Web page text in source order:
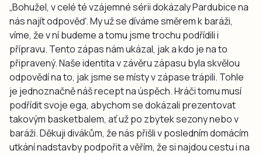
„Bohužel, v celé té vzájemné sérii dokázaly Pardubice na
nás najít odpověď. My už se díváme směrem k baráži,
víme, že v ní budeme a tomu jsme trochu podřídili i
přípravu. Tento zápas nám ukázal, jak a kdo je na to
připravený. Naše identita v závěru zápasu byla skvělou
odpovědí na to, jak jsme se místy v zápase trápili. Tohle
je jednoznačně náš recept na úspěch. Hráči tomu musí
podřídit svoje ega, abychom se dokázali prezentovat
takovým basketbalem, ať už po zbytek sezony nebo v
baráži. Děkuji divákům, že nás přišli v posledním domácím
utkání nadstavby podpořit a věřím, že si najdou cestu i na